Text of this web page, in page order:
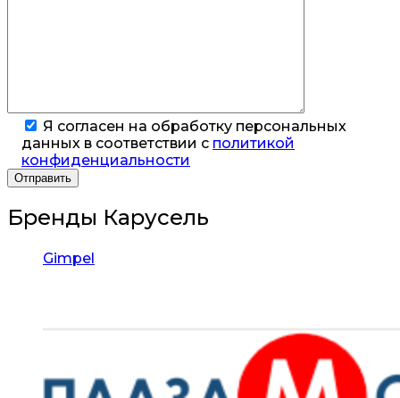
Я согласен на обработку персональных
данных в соответствии с политикой
конфиденциальности
Бренды Карусель
Gimpel